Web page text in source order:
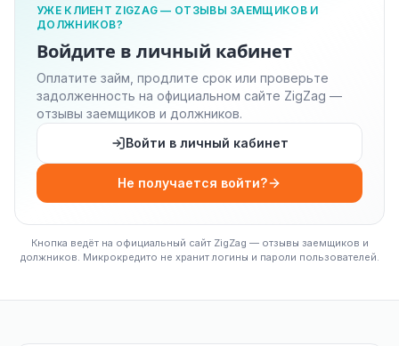
УЖЕ КЛИЕНТ ZIGZAG — ОТЗЫВЫ ЗАЕМЩИКОВ И
ДОЛЖНИКОВ?
Войдите в личный кабинет
Оплатите займ, продлите срок или проверьте
задолженность на официальном сайте ZigZag —
отзывы заемщиков и должников.
Войти в личный кабинет
Не получается войти?
Кнопка ведёт на официальный сайт ZigZag — отзывы заемщиков и
должников. Микрокредито не хранит логины и пароли пользователей.